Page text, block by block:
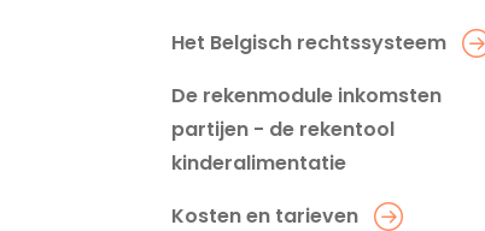
Het Belgisch rechtssysteem
De rekenmodule inkomsten
partijen - de rekentool
kinderalimentatie
Kosten en tarieven